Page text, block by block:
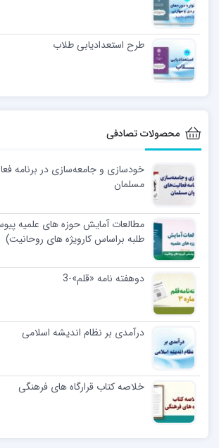
طرح استعدادیابی طلاب
محصولات تصادفی
خودسازی و جامعه‌سازی در برنامه
مسلمان
مطالعات آمایش حوزه های
طلبه براساس کارویژه های روحانیت)
دوهفته نامه «قلم»-3
درآمدی بر نظام اندیشه اسلامی
خلاصه کتاب قرارگاه های فرهنگی